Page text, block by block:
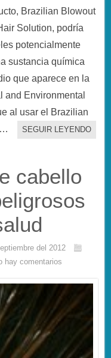
Brazilian Blowout
Solution, podría
potencialmente
sustancia química
que aparece en la
and Environmental
al usar el Brazilian
SEGUIR LEYENDO
cabello
del 2012
hay comentarios